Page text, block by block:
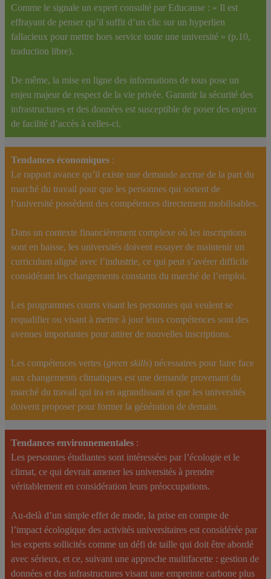
Comme le signale un expert consulté par Educause : « Il est
effrayant de penser qu’il suffit d’un clic sur un hyperlien
fallacieux pour mettre hors service toute une université » (p.10,
traduction libre).
De même, la mise en ligne des informations de tous pose un
enjeu majeur de respect de la vie privée. Garantir la sécurité des
infrastructures et des données est susceptible de poser des enjeux
de facilité d’accès à celles-ci.
Tendances économiques :
Le rapport avance qu’il existe une demande accrue de la part du
marché du travail pour que les personnes qui sortent de
l’université possèdent des compétences directement mobilisables.
Dans un contexte financièrement complexe où les inscriptions
sont en baisse, les universités doivent essayer de maintenir un
curriculum aligné avec l’industrie, ce qui peut s’avérer difficile
considérant les changements constants du marché de l’emploi.
Les programmes courts visant les personnes qui veulent se
requalifier ou visant à mettre à jour leurs compétences sont des
avenues importantes pour attirer de nouvelles inscriptions.
Les compétences vertes (green skills) nécessaires pour faire face
aux changements climatiques est une demande provenant du
marché du travail qui ira en agrandissant et que les universités
doivent proposer pour former la génération de demain.
Tendances environnementales :
Les personnes étudiantes sont intéressées par l’écologie et le
climat, ce qui devrait amener les universités à prendre
véritablement en considération leurs préoccupations.
Au-delà d’un simple effet de mode, la prise en compte de
l’impact écologique des activités universitaires est considérée par
les experts sollicités comme un défi de taille qui doit être abordé
avec sérieux, et ce, suivant une approche multifacette : gestion de
données et des infrastructures visant une empreinte carbone plus